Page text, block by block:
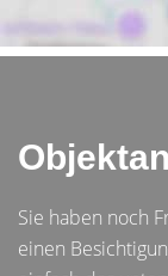
Sie haben noch
einen